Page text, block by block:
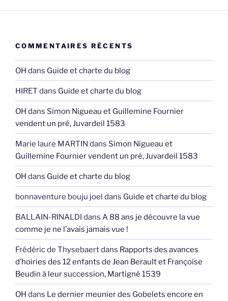
COMMENTAIRES RÉCENTS
OH dans Guide et charte du blog
HIRET dans Guide et charte du blog
OH dans Simon Nigueau et Guillemine Fournier
vendent un pré, Juvardeil 1583
Marie laure MARTIN dans Simon Nigueau et
Guillemine Fournier vendent un pré, Juvardeil 1583
OH dans Guide et charte du blog
bonnaventure bouju joel dans Guide et charte du blog
BALLAIN-RINALDI dans A 88 ans je découvre la vue
comme je ne l’avais jamais vue !
Frédéric de Thysebaertdans Rapports des avances
d’hoiries des 12 enfants de Jean Berault et Françoise
Beudin à leur succession, Martigné 1539
OH dans Le dernier meunier des Gobelets encore en